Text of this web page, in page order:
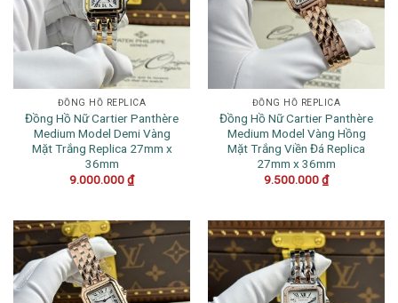
ĐỒNG HỒ REPLICA
Đồng Hồ Nữ Cartier Panthère
Medium Model Demi Vàng
Mặt Trắng Replica 27mm x
36mm
9.000.000₫
ĐỒNG HỒ REPLICA
Đồng Hồ Nữ Cartier Panthère
Medium Model Vàng Hồng
Mặt Trắng Viền Đá Replica
27mm x 36mm
9.500.000₫